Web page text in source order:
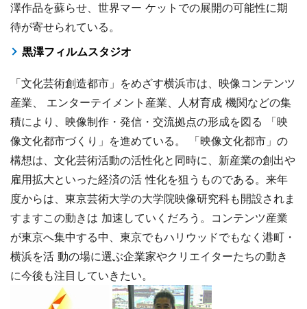
澤作品を蘇らせ、世界マー ケットでの展開の可能性に期
待が寄せられている。
黒澤フィルムスタジオ
「文化芸術創造都市」をめざす横浜市は、映像コンテンツ
産業、 エンターテイメント産業、人材育成 機関などの集
積により、映像制作・発信・交流拠点の形成を図る 「映
像文化都市づくり」を進めている。 「映像文化都市」の
構想は、文化芸術活動の活性化と同時に、新産業の創出や
雇用拡大といった経済の活 性化を狙うものである。来年
度からは、東京芸術大学の大学院映像研究科も開設されま
すますこの動きは 加速していくだろう。コンテンツ産業
が東京へ集中する中、東京でもハリウッドでもなく港町・
横浜を活 動の場に選ぶ企業家やクリエイターたちの動き
に今後も注目していきたい。